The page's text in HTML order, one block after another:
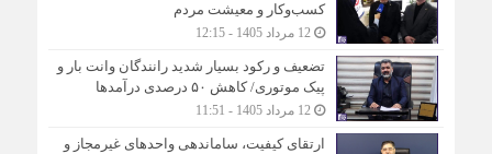
کسب‌وکار و معیشت مردم
12 مرداد 1405 - 12:15
تضعیف و رکود بسیار شدید رانندگان وانت بار و
پیک موتوری/ کاهش ۵۰ درصدی درآمدها
12 مرداد 1405 - 11:51
ارتقای کیفیت، ساماندهی واحدهای غیرمجاز و